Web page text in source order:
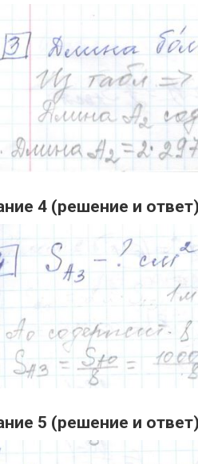
4 (решение и
5 (решение и